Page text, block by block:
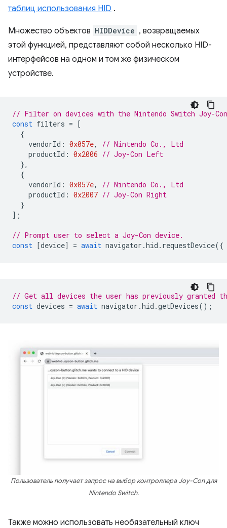
таблиц использования HID .
Множество объектов HIDDevice , возвращаемых
этой функцией, представляют собой несколько HID-
интерфейсов на одном и том же физическом
устройстве.
// Filter on devices with the Nintendo Switch Joy-Con
const filters = [
{
vendorId : 0x057e,
// Nintendo Co., Ltd
productId : 0x2006 // Joy-Con Left
},
{
vendorId : 0x057e,
// Nintendo Co., Ltd
productId : 0x2007 // Joy-Con Right
}
];
// Prompt user to select a Joy-Con device.
const [device] = await navigator .hid . requestDevice({
// Get all devices the user has previously granted
const devices = await navigator .hid .getDevices();
Пользователь получает запрос на выбор контроллера Joy-Con для
Nintendo Switch.
Также можно использовать необязательный ключ